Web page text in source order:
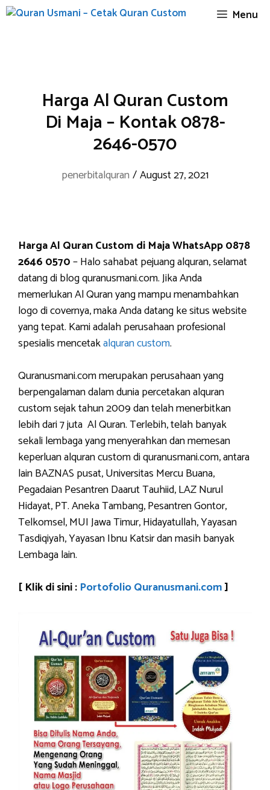
Skip
Menu
Harga Al Quran Custom
Di Maja – Kontak 0878-
2646-0570
penerbitalquran /August 27, 2021
Harga Al Quran Custom di Maja WhatsApp 0878
2646 0570– Halo sahabat pejuang alquran, selamat
datang di blog quranusmani.com. Jika Anda
memerlukan Al Quran yang mampu menambahkan
logo di covernya, maka Anda datang ke situs website
yang tepat. Kami adalah perusahaan profesional
spesialis mencetakalquran custom.
Quranusmani.com merupakan perusahaan yang
berpengalaman dalam dunia percetakan alquran
custom sejak tahun 2009 dan telah menerbitkan
lebih dari 7 juta Al Quran. Terlebih, telah banyak
sekali lembaga yang menyerahkan dan memesan
keperluan alquran custom di quranusmani.com, antara
lain BAZNAS pusat, Universitas Mercu Buana,
Pegadaian Pesantren Daarut Tauhiid, LAZ Nurul
Hidayat, PT. Aneka Tambang, Pesantren Gontor,
Telkomsel, MUI Jawa Timur, Hidayatullah, Yayasan
Tasdiqiyah, Yayasan Ibnu Katsir dan masih banyak
Lembaga lain.
[ Klik di sini : Portofolio Quranusmani.com]